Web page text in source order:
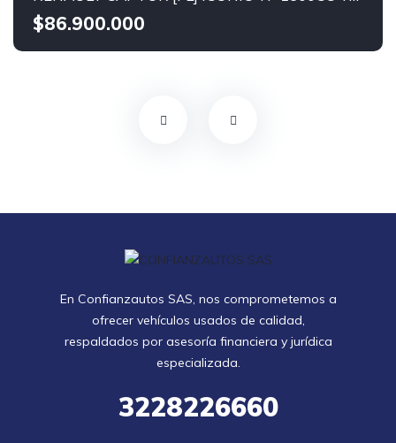
$86.900.000
En Confianzautos SAS, nos comprometemos a
ofrecer vehículos usados de calidad,
respaldados por asesoría financiera y jurídica
especializada.
3228226660